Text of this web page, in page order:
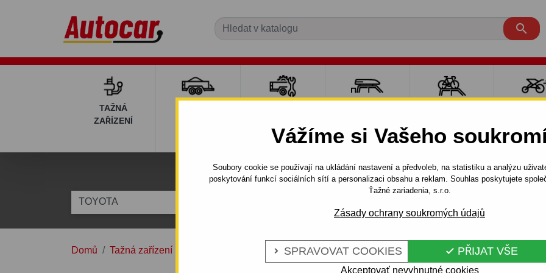
Vážíme si Vašeho
Soubory cookie se používají na ukládání nastavení a předvoleb, na statistiku a analýzu
poskytování funkcí sociálních sítí a personalizaci obsahu a reklam. Souhlas poskytujete
Ťažné zariadenia, s.r.o.
Zásady ochrany soukromých údajů
 SPRAVOVAT COOKIES  PŘIJAT VŠE
Akceptovať nevyhnutné cookies

TAŽNÁ
ZAŘÍZENÍ
VOZÍKY
Hledám tažné zařízení pro auto
TOYOTA
Domů Tažná zařízení